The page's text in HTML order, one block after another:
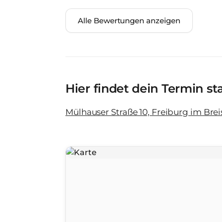
Alle Bewertungen anzeigen
Hier findet dein Termin
Mülhauser Straße 10, Freiburg im